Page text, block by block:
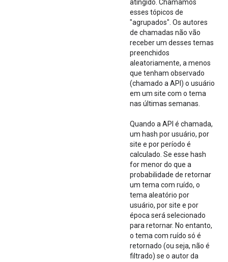
atingido. Chamamos
esses tópicos de
"agrupados". Os autores
de chamadas não vão
receber um desses temas
preenchidos
aleatoriamente, a menos
que tenham observado
(chamado a API) o usuário
em um site com o tema
nas últimas semanas.
Quando a API é chamada,
um hash por usuário, por
site e por período é
calculado. Se esse hash
for menor do que a
probabilidade de retornar
um tema com ruído, o
tema aleatório por
usuário, por site e por
época será selecionado
para retornar. No entanto,
o tema com ruído só é
retornado (ou seja, não é
filtrado) se o autor da